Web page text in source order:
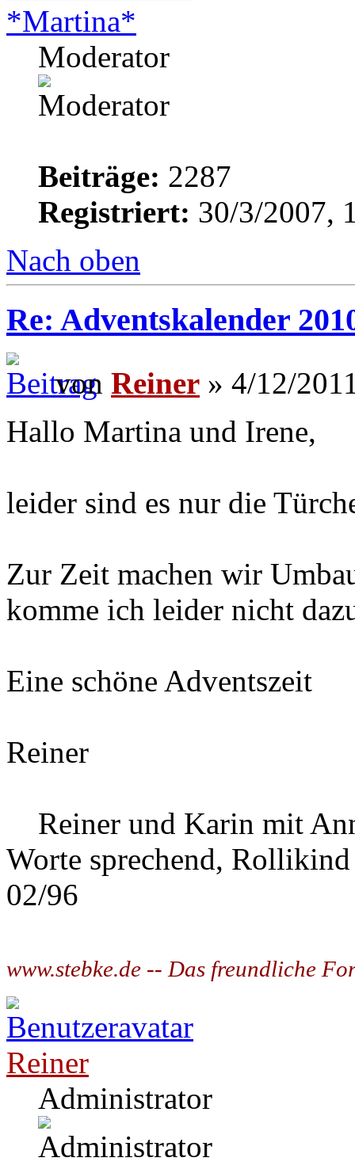
*Martina*
Moderator
Beiträge: 2287
Registriert: 30/3/2007,
Nach oben
Re: Adventskalender
von Reiner » 4/12/
Hallo Martina und Irene,
leider sind es nur die
Zur Zeit machen wir
komme ich leider nicht
Eine schöne Adventszeit
Reiner
Reiner und Karin mit
Worte sprechend,
02/96
www.stebke.de -- Das freundliche
Reiner
Administrator